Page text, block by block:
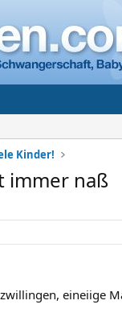
Kinder!
immer naß
eineiige